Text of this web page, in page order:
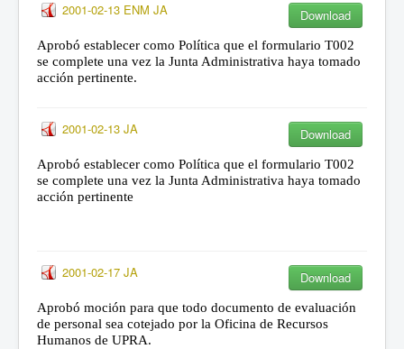
2001-02-13 ENM JA Download
Aprobó establecer como Política que el formulario T002
se complete una vez la Junta Administrativa haya tomado
acción pertinente.
2001-02-13 JA Download
Aprobó establecer como Política que el formulario T002
se complete una vez la Junta Administrativa haya tomado
acción pertinente
2001-02-17 JA Download
Aprobó moción para que todo documento de evaluación
de personal sea cotejado por la Oficina de Recursos
Humanos de UPRA.